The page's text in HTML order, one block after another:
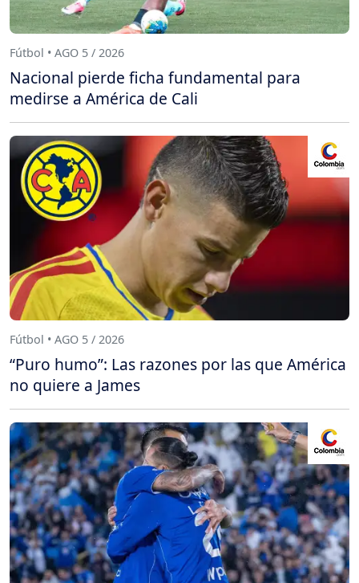
Fútbol • AGO 5 / 2026
Nacional pierde ficha fundamental para
medirse a América de Cali
Fútbol • AGO 5 / 2026
“Puro humo”: Las razones por las que América
no quiere a James